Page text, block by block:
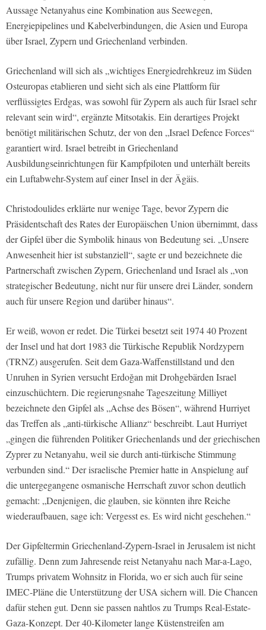
Aussage Netanyahus eine Kombination aus Seewegen,
Energiepipelines und Kabelverbindungen, die Asien und Europa
über Israel, Zypern und Griechenland verbinden.
Griechenland will sich als „wichtiges Energiedrehkreuz im Süden
Osteuropas etablieren und sieht sich als eine Plattform für
verflüssigtes Erdgas, was sowohl für Zypern als auch für Israel sehr
relevant sein wird“, ergänzte Mitsotakis. Ein derartiges Projekt
benötigt militärischen Schutz, der von den „Israel Defence Forces“
garantiert wird. Israel betreibt in Griechenland
Ausbildungseinrichtungen für Kampfpiloten und unterhält bereits
ein Luftabwehr-System auf einer Insel in der Ägäis.
Christodoulides erklärte nur wenige Tage, bevor Zypern die
Präsidentschaft des Rates der Europäischen Union übernimmt, dass
der Gipfel über die Symbolik hinaus von Bedeutung sei. „Unsere
Anwesenheit hier ist substanziell“, sagte er und bezeichnete die
Partnerschaft zwischen Zypern, Griechenland und Israel als „von
strategischer Bedeutung, nicht nur für unsere drei Länder, sondern
auch für unsere Region und darüber hinaus“.
Er weiß, wovon er redet. Die Türkei besetzt seit 1974 40 Prozent
der Insel und hat dort 1983 die Türkische Republik Nordzypern
(TRNZ) ausgerufen. Seit dem Gaza-Waffenstillstand und den
Unruhen in Syrien versucht Erdoğan mit Drohgebärden Israel
einzuschüchtern. Die regierungsnahe Tageszeitung Milliyet
bezeichnete den Gipfel als „Achse des Bösen“, während Hurriyet
das Treffen als „anti-türkische Allianz“ beschreibt. Laut Hurriyet
„gingen die führenden Politiker Griechenlands und der griechischen
Zyprer zu Netanyahu, weil sie durch anti-türkische Stimmung
verbunden sind.“ Der israelische Premier hatte in Anspielung auf
die untergegangene osmanische Herrschaft zuvor schon deutlich
gemacht: „Denjenigen, die glauben, sie könnten ihre Reiche
wiederaufbauen, sage ich: Vergesst es. Es wird nicht geschehen.“
Der Gipfeltermin Griechenland-Zypern-Israel in Jerusalem ist nicht
zufällig. Denn zum Jahresende reist Netanyahu nach Mar-a-Lago,
Trumps privatem Wohnsitz in Florida, wo er sich auch für seine
IMEC-Pläne die Unterstützung der USA sichern will. Die Chancen
dafür stehen gut. Denn sie passen nahtlos zu Trumps Real-Estate-
Gaza-Konzept. Der 40-Kilometer lange Küstenstreifen am